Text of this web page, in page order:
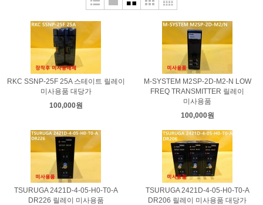
RKC SSNP-25F 25A 스테이트 릴레이
미사용품 대당가
100,000원
M-SYSTEM M2SP-2D-M2-N LOW
FREQ TRANSMITTER 릴레이
미사용품
100,000원
TSURUGA 2421D-4-05-H0-T0-A
DR226 릴레이 미사용품
TSURUGA 2421D-4-05-H0-T0-A
DR206 릴레이 미사용품 대당가